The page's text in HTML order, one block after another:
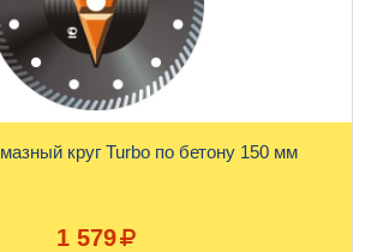
круг Turbo по бетону 150 мм
1 579